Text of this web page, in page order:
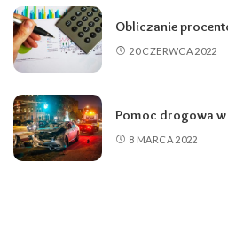
Obliczanie
20 CZERWCA 2022
Pomoc drogowa
8 MARCA 2022